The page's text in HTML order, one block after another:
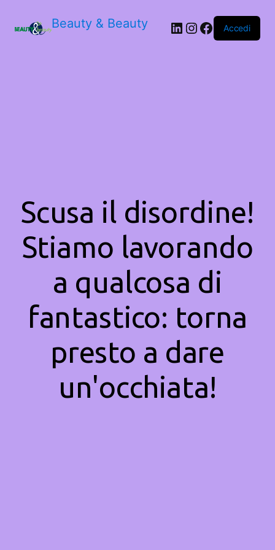
Beauty & Beauty LinkedIn
Instagram
Facebook
Accedi
Scusa il disordine!
Stiamo lavorando
a qualcosa di
fantastico: torna
presto a dare
un'occhiata!